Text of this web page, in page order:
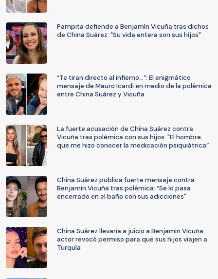
Pampita defiende a Benjamín Vicuña tras dichos
de China Suárez: "Su vida entera son sus hijos"
“Te tiran directo al infierno...”: El enigmático
mensaje de Mauro Icardi en medio de la polémica
entre China Suárez y Vicuña
La fuerte acusación de China Suárez contra
Vicuña tras polémica con sus hijos: "El hombre
que me hizo conocer la medicación psiquiátrica”
China Suárez publica fuerte mensaje contra
Benjamín Vicuña tras polémica: “Se lo pasa
encerrado en el baño con sus adicciones"
China Suárez llevaría a juicio a Benjamin Vicuña:
actor revocó permiso para que sus hijos viajen a
Turquía